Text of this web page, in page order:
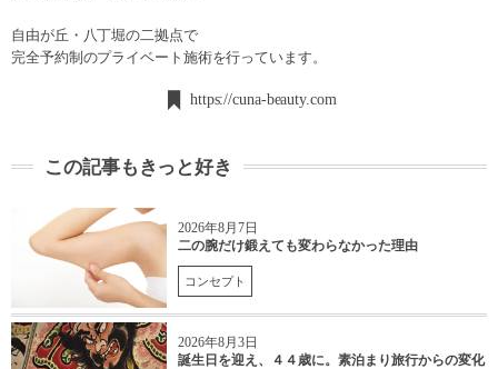
自由が丘・八丁堀の二拠点で
完全予約制のプライベート施術を行っています。
https://cuna-beauty.com
この記事もきっと好き
2026年8月7日
二の腕だけ鍛えても変わらなかった理由
コンセプト
2026年8月3日
誕生日を迎え、４４歳に。素泊まり旅行からの変化